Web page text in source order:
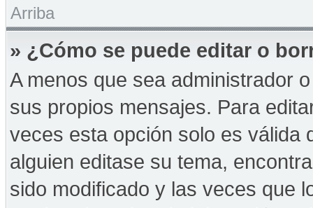
Arriba
» ¿Cómo se puede editar o
A menos que sea administrador
sus propios mensajes. Para
veces esta opción solo es válida
alguien editase su tema,
sido modificado y las veces que